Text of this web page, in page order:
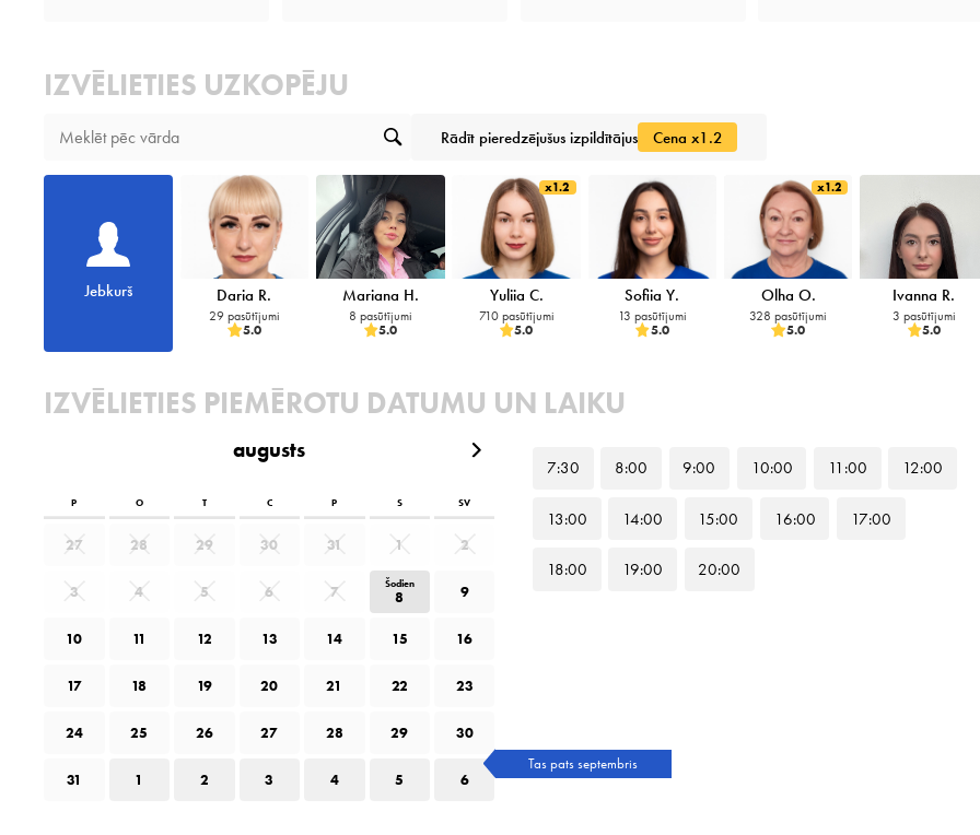
IZVĒLIETIES UZKOPĒJU
Rādīt pieredzējušus izpildītājus Cena x1.2
Jebkurš Daria R.
29 pasūtījumi
5.0
Mariana H.
8 pasūtījumi
5.0
x1.2
Yuliia C.
710 pasūtījumi
5.0
Sofiia Y.
13 pasūtījumi
5.0
x1.2
Olha O.
328 pasūtījumi
5.0
Ivanna R.
3 pasūtījumi
5.0
IZVĒLIETIES PIEMĒROTU DATUMU UN LAIKU
augusts
P O T C P S SV
27 28 29 30 31 1 2
3 4 5 6 7 Šodien
8 9
10 11 12 13 14 15 16
17 18 19 20 21 22 23
24 25 26 27 28 29 30
31 1 2 3 4 5 6
Tas pats septembris
7:30 8:00 9:00 10:00 11 :00 12:00
13:00 14:00 15:00 16:00 17:00
18:00 19:00 20:00